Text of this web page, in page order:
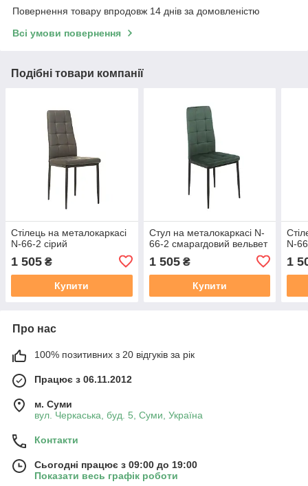
Повернення товару впродовж 14 днів за домовленістю
Всі умови повернення
Подібні товари компанії
Стілець на металокаркасі
N-66-2 сірий
1 505 ₴
Купити
Стул на металокаркасі N-
66-2 смарагдовий вельвет
1 505₴
Купити
N-
1
Про нас
100% позитивних з 20 відгуків за рік
Працює з 06.11.2012
м. Суми
вул. Черкаська, буд. 5, Суми, Україна
Контакти
Сьогодні працює з 09:00 до 19:00
Показати весь графік роботи